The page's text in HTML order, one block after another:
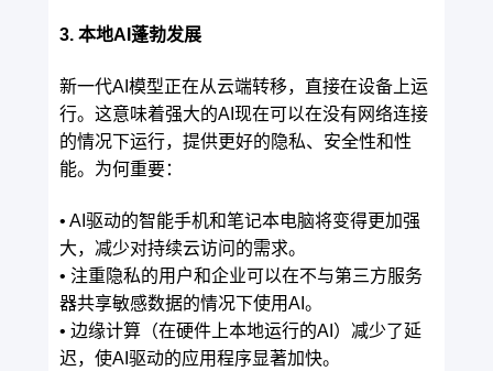
3. 本地AI蓬勃发展
新一代AI模型正在从云端转移，直接在设备上运
行。这意味着强大的AI现在可以在没有网络连接
的情况下运行，提供更好的隐私、安全性和性
能。为何重要：
• AI驱动的智能手机和笔记本电脑将变得更加强
大，减少对持续云访问的需求。
• 注重隐私的用户和企业可以在不与第三方服务
器共享敏感数据的情况下使用AI。
• 边缘计算（在硬件上本地运行的AI）减少了延
迟，使AI驱动的应用程序显著加快。